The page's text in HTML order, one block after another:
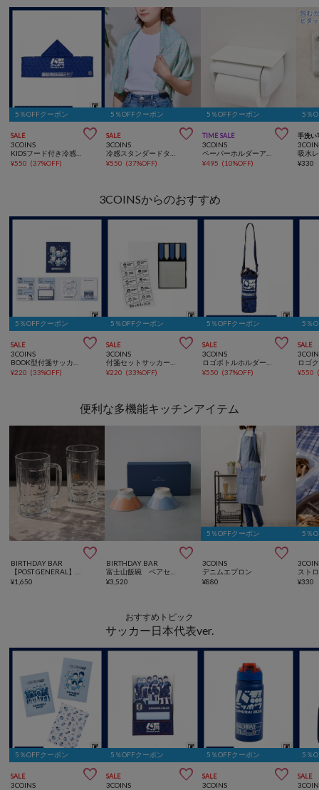
5％OFFクーポン
SALE 
3COINS
¥550 (37%OFF)
5％OFFクーポン
SALE 
3COINS
¥550 (37%OFF)
5％OFFクーポン
TIME SALE 
3COINS
¥495 (10%OFF)
5％
手洗い
¥330
3COINSからのおすすめ
5％OFFクーポン
SALE 
3COINS
¥220 (33%OFF)
5％OFFクーポン
SALE 
3COINS
¥220 (33%OFF)
5％OFFクーポン
SALE 
3COINS
¥550 (37%OFF)
5％
SALE
¥550
便利な多機能キッチンアイテム

BIRTHDAY BAR
¥1,650

BIRTHDAY BAR
¥3,520
5％OFFクーポン

3COINS
デニムエプロン
¥880
5％
¥330
おすすめトピック
サッカー日本代表ver.
5％OFFクーポン
SALE 
3COINS
5％OFFクーポン
SALE 
3COINS
5％OFFクーポン
SALE 
3COINS
5％
SALE